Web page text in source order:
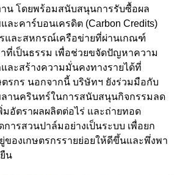
น โดยพร้อมสนับสนุนการรับซื้อผล
ะคาร์บอนเครดิต (Carbon Credits)
และสหกรณ์เครือข่ายที่ผ่านเกณฑ์
ที่เป็นธรรม เพื่อช่วยขจัดปัญหาความ
ละสร้างความมั่นคงทางรายได้ที่
รกร นอกจากนี้ บริษัทฯ ยังร่วมมือกับ
านครินทร์ในการสนับสนุนกิจกรรมลด
มอัตราผลผลิตต่อไร่ และถ่ายทอด
การสวนปาล์มอย่างเป็นระบบ เพื่อยก
ของเกษตรกรรายย่อยให้ดีขึ้นและพึ่งพา
น